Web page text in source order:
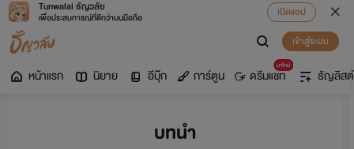
Tunwalai ธัญวลัย
เพื่อประสบการณ์ที่ดีกว่าบนมือถือ
เปิดแอป
เข้าสู่ระบบ
หน้าแรก นิยาย อีบุ๊ก การ์ตูน
มาใหม่
ดรีมแชท ธัญลิสต์
บทนำ